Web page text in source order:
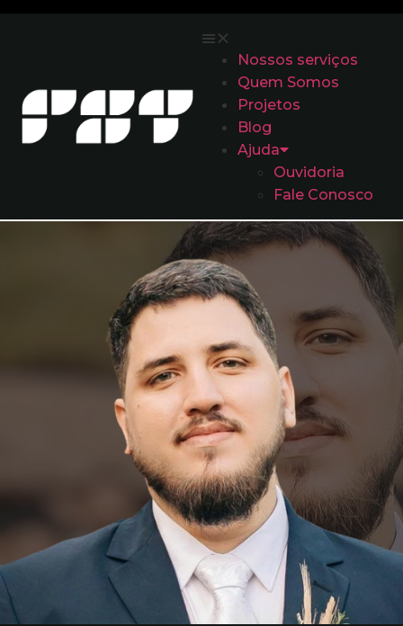
Nossos serviços
Quem Somos
Projetos
Blog
Ajuda
Ouvidoria
Fale Conosco